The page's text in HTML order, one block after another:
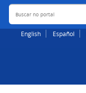
Buscar no portal
English Español